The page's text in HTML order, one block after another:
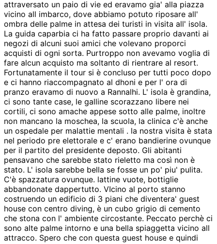
attraversato un paio di vie ed eravamo gia' alla piazza
vicino all imbarco, dove abbiamo potuto riposare all'
ombra delle palme in attesa dei turisti in visita all' isola.
La guida caparbia ci ha fatto passare proprio davanti ai
negozi di alcuni suoi amici che volevano proporci
acquisti di ogni sorta. Purtroppo non avevamo voglia di
fare alcun acquisto ma soltanto di rientrare al resort.
Fortunatamente il tour si è concluso per tutti poco dopo
e ci hanno riaccompagnato al dhoni e per l' ora di
pranzo eravamo di nuovo a Rannalhi. L' isola è grandina,
ci sono tante case, le galline scorazzano libere nei
cortili, ci sono amache appese sotto alle palme, inoltre
non mancano la moschea, la scuola, la clinica c'è anche
un ospedale per malattie mentali . la nostra visita è stata
nel periodo pre elettorale e c' erano bandierine ovunque
per il partito del presidente deposto. Gli abitanti
pensavano che sarebbe stato rieletto ma così non è
stato. L' isola sarebbe bella se fosse un po' piu' pulita.
C'è spazzatura ovunque. lattine vuote, bottiglie
abbandonate dappertutto. VIcino al porto stanno
costruendo un edificio di 3 piani che diventera' guest
house con centro diving, è un cubo grigio di cemento
che stona con l' ambiente circostante. Peccato perchè ci
sono alte palme intorno e una bella spiaggetta vicino all
attracco. Spero che con questa guest house e quindi